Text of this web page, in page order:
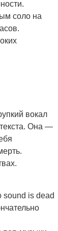
соло на
вокал
Она —
sound is dead